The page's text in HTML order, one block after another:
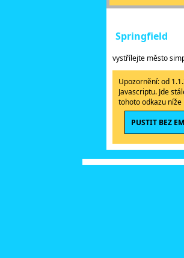
Springfield
vystřílejte město
Upozornění: od
Javascriptu. Jde
tohoto odkazu
PUSTIT BEZ